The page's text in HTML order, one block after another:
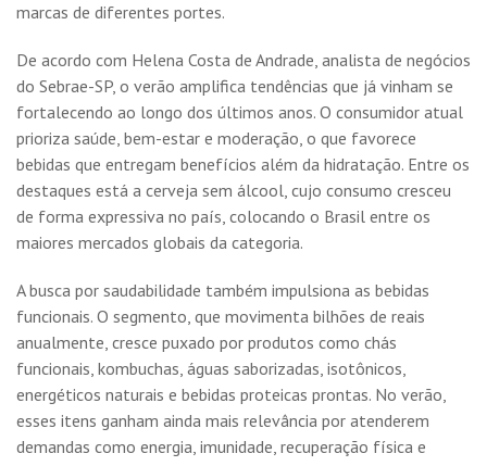
marcas de diferentes portes.
De acordo com Helena Costa de Andrade, analista de negócios
do Sebrae-SP, o verão amplifica tendências que já vinham se
fortalecendo ao longo dos últimos anos. O consumidor atual
prioriza saúde, bem-estar e moderação, o que favorece
bebidas que entregam benefícios além da hidratação. Entre os
destaques está a cerveja sem álcool, cujo consumo cresceu
de forma expressiva no país, colocando o Brasil entre os
maiores mercados globais da categoria.
A busca por saudabilidade também impulsiona as bebidas
funcionais. O segmento, que movimenta bilhões de reais
anualmente, cresce puxado por produtos como chás
funcionais, kombuchas, águas saborizadas, isotônicos,
energéticos naturais e bebidas proteicas prontas. No verão,
esses itens ganham ainda mais relevância por atenderem
demandas como energia, imunidade, recuperação física e